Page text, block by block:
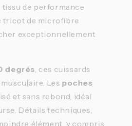
de performance
tricot de microfibre
exceptionnellement
degrés, ces cuissards
Les poches
et sans rebond, idéal
Détails techniques,
élément, y compris